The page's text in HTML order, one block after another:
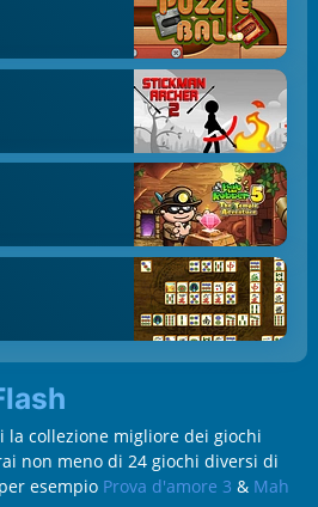
la collezione migliore dei giochi
non meno di 24 giochi diversi di
esempio Prova d'amore 3 & Mah